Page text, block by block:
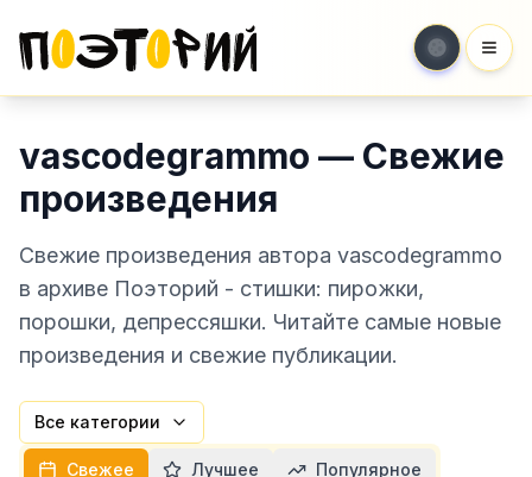
vascodegrammo — Свежие
произведения
Свежие произведения автора vascodegrammo
в архиве Поэторий - стишки: пирожки,
порошки, депрессяшки. Читайте самые новые
произведения и свежие публикации.
Все категории
Свежее Лучшее Популярное